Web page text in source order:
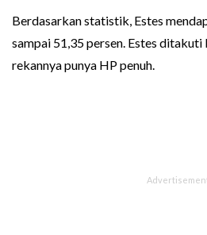
Berdasarkan statistik, Estes
sampai 51,35 persen. Estes
rekannya punya HP penuh.